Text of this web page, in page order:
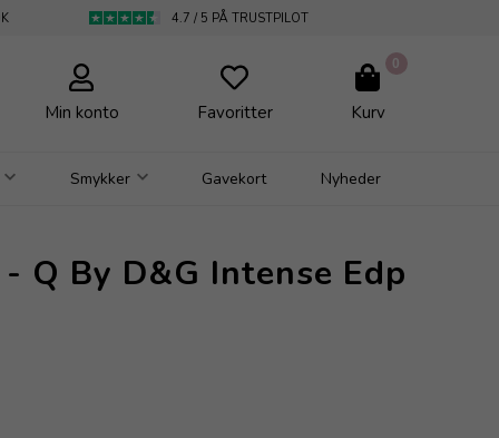
4.7 / 5 PÅ TRUSTPILOT
Min konto Favoritter
0
Kurv
Smykker Gavekort Nyheder
Q By D&G Intense Edp